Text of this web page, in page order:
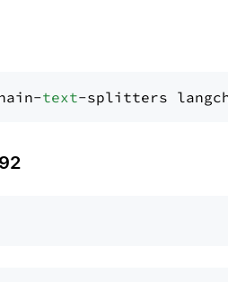
text